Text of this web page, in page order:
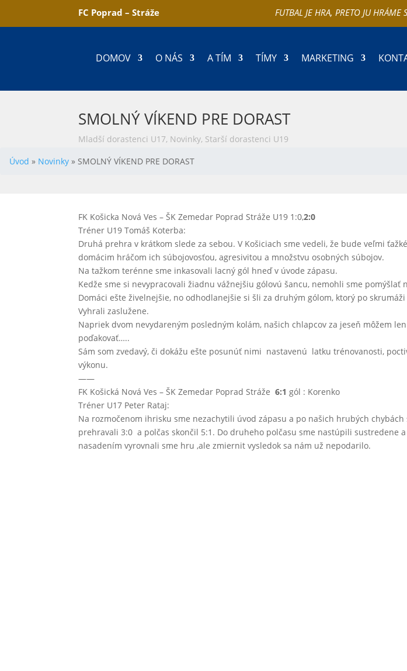
FC Poprad – Stráže FUTBAL JE HRA, PRETO JU
DOMOV O NÁS A TÍM TÍMY MARKETING
SMOLNÝ VÍKEND PRE DORAST
Mladší dorastenci U17, Novinky, Starší dorastenci U19
Úvod » Novinky » SMOLNÝ VÍKEND PRE DORAST
FK Košicka Nová Ves – ŠK Zemedar Poprad Stráže U19 1:0,2:0
Tréner U19 Tomáš Koterba:
Druhá prehra v krátkom slede za sebou. V Košiciach sme vedeli, že bude veľmi
domácim hráčom ich súbojovosťou, agresivitou a množstvu osobných súbojov.
Na tažkom terénne sme inkasovali lacný gól hneď v úvode zápasu.
Kedže sme si nevypracovali žiadnu vážnejšiu gólovú šancu, nemohli sme pomýšlať
Domáci ešte živelnejšie, no odhodlanejšie si šli za druhým gólom, ktorý po
Vyhrali zaslužene.
Napriek dvom nevydareným posledným kolám, našich chlapcov za jeseň môžem
poďakovať…..
Sám som zvedavý, či dokážu ešte posunúť nimi nastavenú latku trénovanosti,
výkonu.
——
FK Košická Nová Ves – ŠK Zemedar Poprad Stráže6:1 gól : Korenko
Tréner U17 Peter Rataj:
Na rozmočenom ihrisku sme nezachytili úvod zápasu a po našich hrubých chybách
prehravali 3:0 a polčas skončil 5:1. Do druheho polčasu sme nastúpili sustredene
nasadením vyrovnali sme hru ,ale zmiernit vysledok sa nám už nepodarilo.